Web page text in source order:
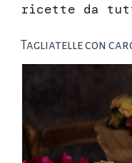
ricette da
Tagliatelle con